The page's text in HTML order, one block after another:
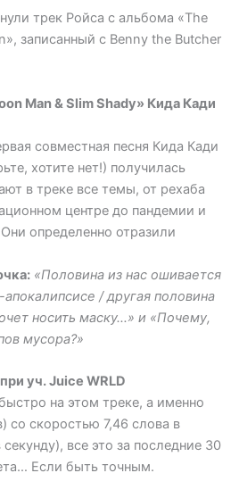
трек Ройса с альбома «The
записанный с Benny the Butcher
Man & Slim Shady» Кида Кади
совместная песня Кида Кади
хотите нет!) получилась
в треке все темы, от рехаба
центре до пандемии и
определенно отразили
«Половина из нас ошивается
/ другая половина
носить маску…» и «Почему,
мусора?»
уч. Juice WRLD
на этом треке, а именно
со скоростью 7,46 слова в
все это за последние 30
Если быть точным.